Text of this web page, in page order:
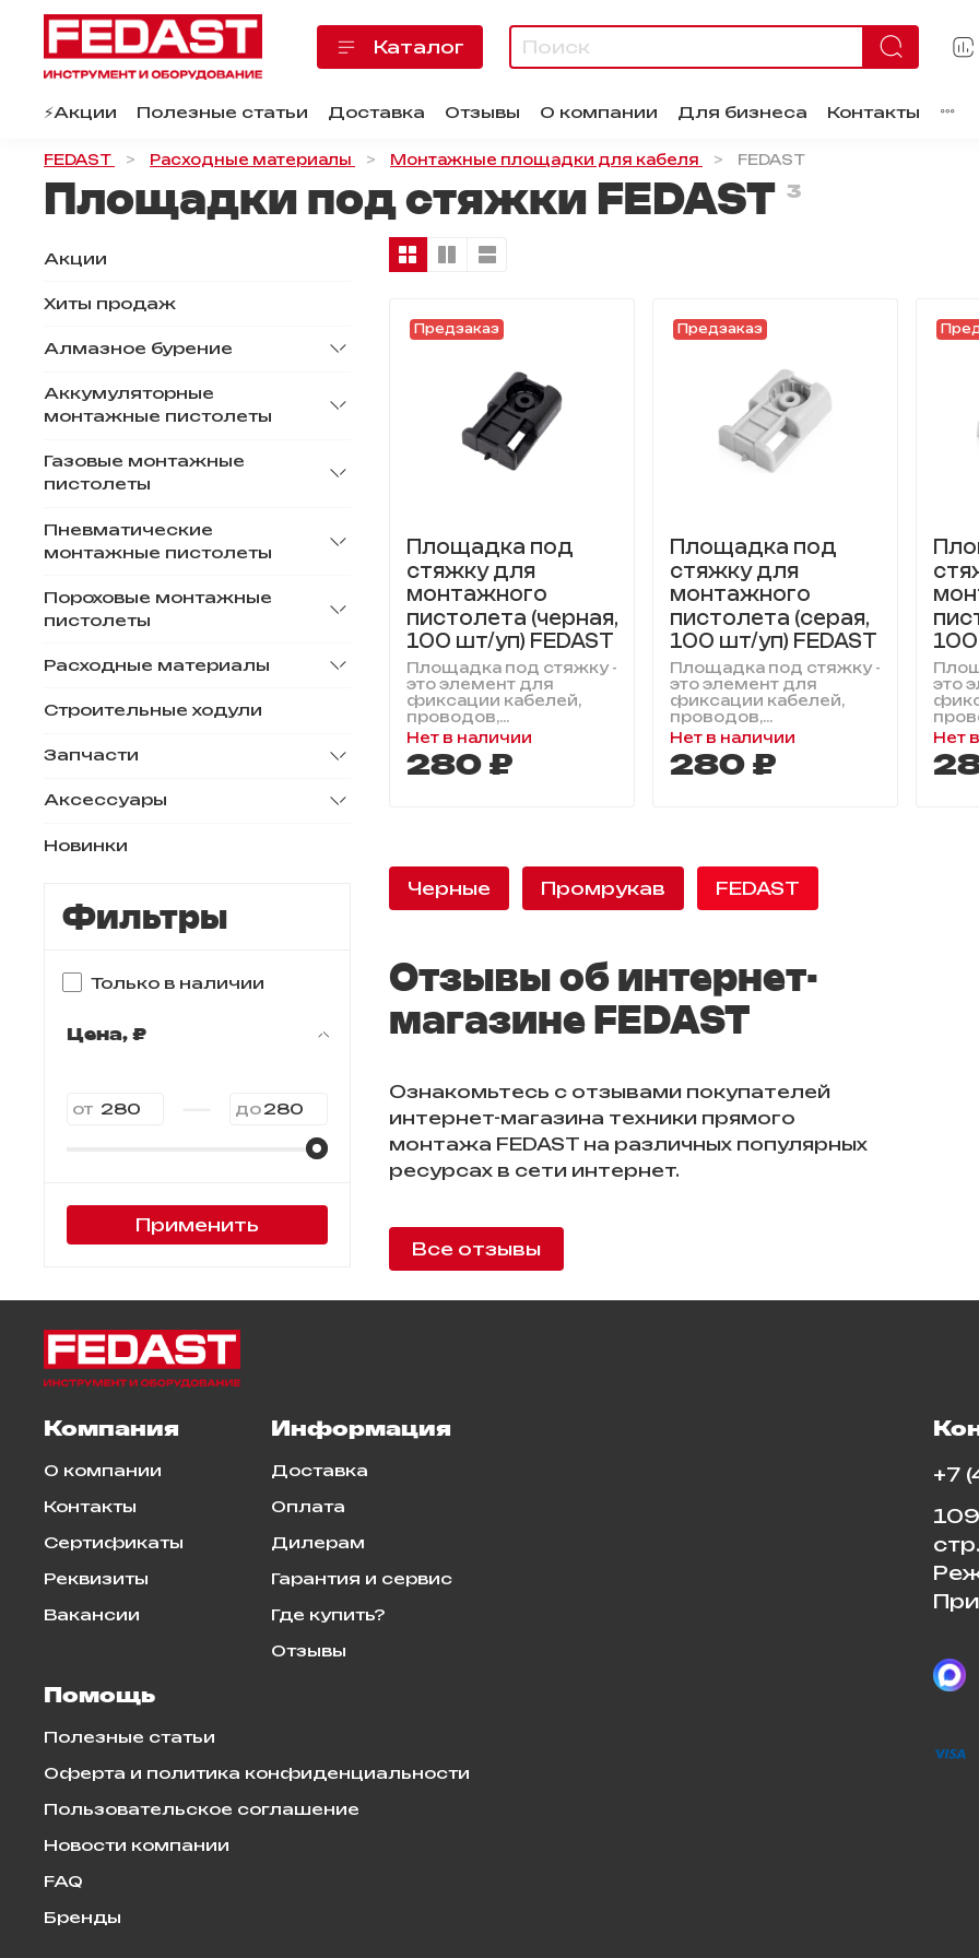
Каталог
⚡️Акции Полезные статьи Доставка Отзывы О компании Для бизнеса Контакты
FEDAST Расходные материалы Монтажные площадки для кабеля FEDAST
Площадки под стяжки FEDAST 3
Предзаказ
Площадка под
стяжку для
монтажного
пистолета (черная,
100 шт/уп) FEDAST
Площадка под стяжку -
это элемент для
фиксации кабелей,
проводов,...
Нет в наличии
280 ₽
Предзаказ
Площадка под
стяжку для
монтажного
пистолета (серая,
100 шт/уп) FEDAST
Площадка под стяжку -
это элемент для
фиксации кабелей,
проводов,...
Нет в наличии
280 ₽
100
это
Нет
Черные Промрукав FEDAST
Отзывы об интернет-
магазине FEDAST
Ознакомьтесь с отзывами покупателей
интернет-магазина техники прямого
монтажа FEDAST на различных популярных
ресурсах в сети интернет.
Все отзывы
Акции
Хиты продаж
Алмазное бурение
Аккумуляторные
монтажные пистолеты
Газовые монтажные
пистолеты
Пневматические
монтажные пистолеты
Пороховые монтажные
пистолеты
Расходные материалы
Строительные ходули
Запчасти
Аксессуары
Новинки
Фильтры
Только в наличии
Цена, ₽
от до
Применить
Компания
О компании
Контакты
Сертификаты
Реквизиты
Вакансии
Информация
Доставка
Оплата
Дилерам
Гарантия и сервис
Где купить?
Отзывы
Помощь
Полезные статьи
Оферта и политика конфиденциальности
Пользовательское соглашение
Новости компании
FAQ
Бренды
+7